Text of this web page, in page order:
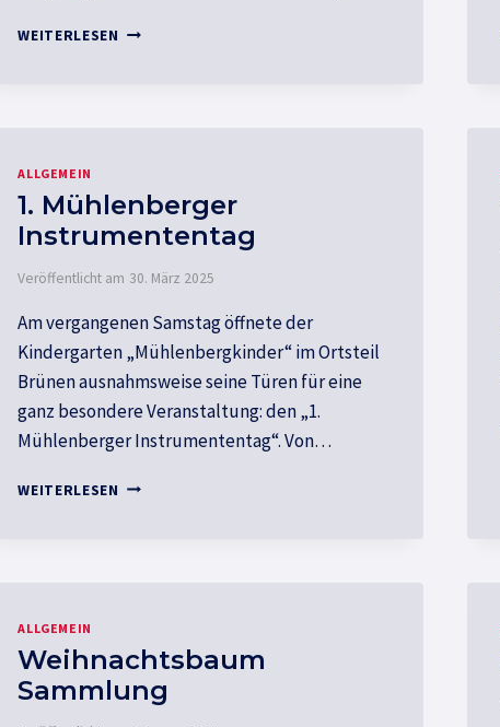
WEITERLESEN 125
ALLGEMEIN
1. Mühlenberger
Instrumententag
Veröffentlicht am 30. März 2025
Am vergangenen Samstag öffnete der
Kindergarten „Mühlenbergkinder“ im Ortsteil
Brünen ausnahmsweise seine Türen für eine
ganz besondere Veranstaltung: den „1.
Mühlenberger Instrumententag“. Von…
WEITERLESEN 1.
ALLGEMEIN
Weihnachtsbaum
Sammlung